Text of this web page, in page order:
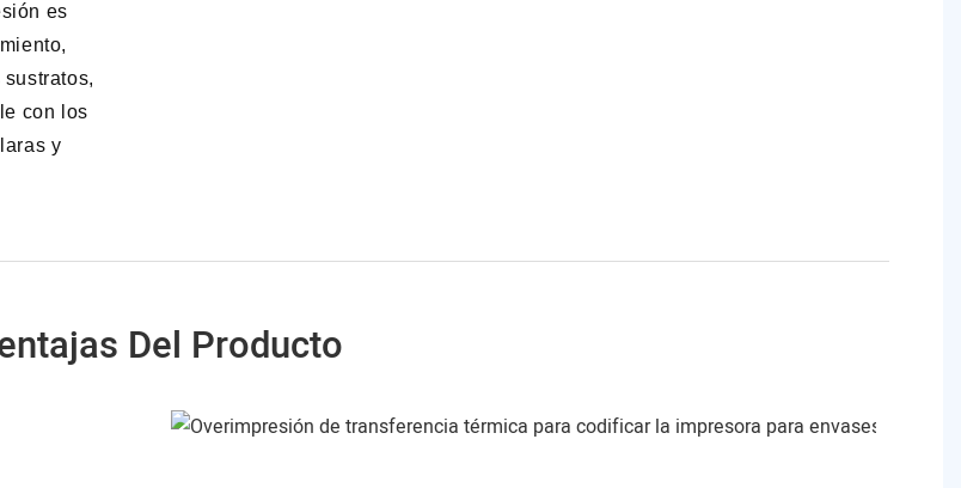
es
con los
y
Del Producto